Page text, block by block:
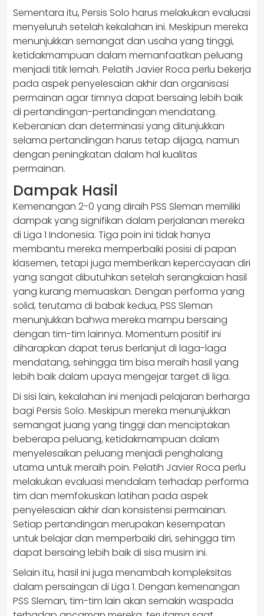
Sementara itu, Persis Solo harus melakukan evaluasi
menyeluruh setelah kekalahan ini. Meskipun mereka
menunjukkan semangat dan usaha yang tinggi,
ketidakmampuan dalam memanfaatkan peluang
menjadi titik lemah. Pelatih Javier Roca perlu bekerja
pada aspek penyelesaian akhir dan organisasi
permainan agar timnya dapat bersaing lebih baik
di pertandingan-pertandingan mendatang.
Keberanian dan determinasi yang ditunjukkan
selama pertandingan harus tetap dijaga, namun
dengan peningkatan dalam hal kualitas
permainan.
Dampak Hasil
Kemenangan 2-0 yang diraih PSS Sleman memiliki
dampak yang signifikan dalam perjalanan mereka
di Liga 1 Indonesia. Tiga poin ini tidak hanya
membantu mereka memperbaiki posisi di papan
klasemen, tetapi juga memberikan kepercayaan diri
yang sangat dibutuhkan setelah serangkaian hasil
yang kurang memuaskan. Dengan performa yang
solid, terutama di babak kedua, PSS Sleman
menunjukkan bahwa mereka mampu bersaing
dengan tim-tim lainnya. Momentum positif ini
diharapkan dapat terus berlanjut di laga-laga
mendatang, sehingga tim bisa meraih hasil yang
lebih baik dalam upaya mengejar target di liga.
Di sisi lain, kekalahan ini menjadi pelajaran berharga
bagi Persis Solo. Meskipun mereka menunjukkan
semangat juang yang tinggi dan menciptakan
beberapa peluang, ketidakmampuan dalam
menyelesaikan peluang menjadi penghalang
utama untuk meraih poin. Pelatih Javier Roca perlu
melakukan evaluasi mendalam terhadap performa
tim dan memfokuskan latihan pada aspek
penyelesaian akhir dan konsistensi permainan.
Setiap pertandingan merupakan kesempatan
untuk belajar dan memperbaiki diri, sehingga tim
dapat bersaing lebih baik di sisa musim ini.
Selain itu, hasil ini juga menambah kompleksitas
dalam persaingan di Liga 1. Dengan kemenangan
PSS Sleman, tim-tim lain akan semakin waspada